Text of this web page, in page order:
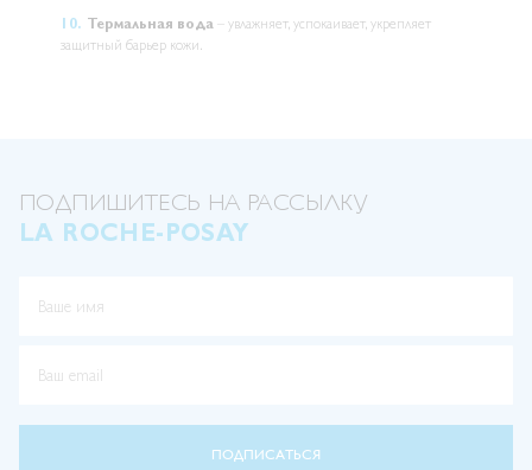
Термальная вода – увлажняет, успокаивает, укрепляет
защитный барьер кожи.
ПОДПИШИТЕСЬ НА РАССЫЛКУ
LA ROCHE-POSAY
Ваше имя
Ваш email
ПОДПИСАТЬСЯ